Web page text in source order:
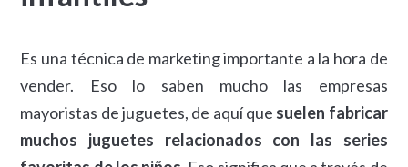
Es una técnica de marketing importante a la hora de
vender. Eso lo saben mucho las empresas
mayoristas de juguetes, de aquí que suelen fabricar
muchos juguetes relacionados con las series